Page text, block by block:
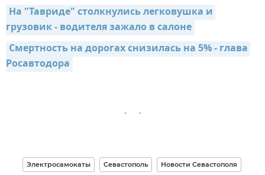
На "Тавриде" столкнулись легковушка и
грузовик - водителя зажало в салоне
Смертность на дорогах снизилась на 5% - глава
Росавтодора
Электросамокаты Севастополь Новости Севастополя